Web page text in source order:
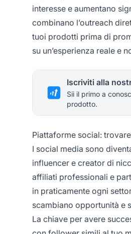
interesse e aumentano
combinano l’outreach
tuoi prodotti prima di
su un’esperienza reale e
Iscriviti alla
Sii il primo a
prodotto.
Piattaforme social:
I social media sono
influencer e creator di
affiliati professionali e
in praticamente ogni
scambiano opportunità e
La chiave per avere